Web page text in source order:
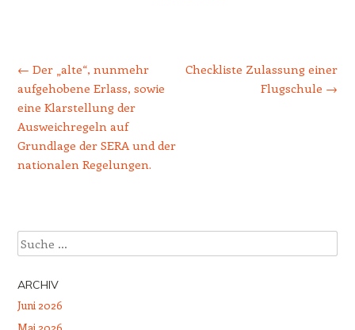
← Der „alte“, nunmehr
aufgehobene Erlass, sowie
eine Klarstellung der
Ausweichregeln auf
Grundlage der SERA und der
nationalen Regelungen.
Checkliste Zulassung einer
Flugschule →
Suche
ARCHIV
Juni 2026